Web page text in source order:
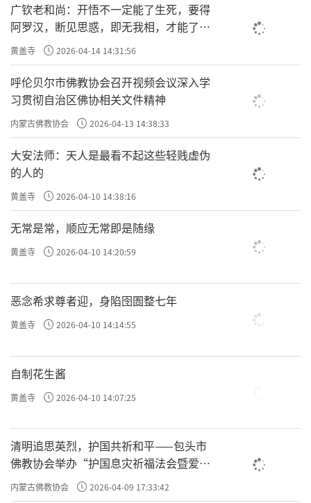
广钦老和尚：开悟不一定能了生死，要得
阿罗汉，断见思惑，即无我相，才能了生
死
黄盖寺 2026-04-14 14:31:56
呼伦贝尔市佛教协会召开视频会议深入学
习贯彻自治区佛协相关文件精神
内蒙古佛教协会 2026-04-13 14:38:33
大安法师：天人是最看不起这些轻贱虚伪
的人的
黄盖寺 2026-04-10 14:38:16
无常是常，顺应无常即是随缘
黄盖寺 2026-04-10 14:20:59
恶念希求尊者迎，身陷囹圄整七年
黄盖寺 2026-04-10 14:14:55
自制花生酱
黄盖寺 2026-04-10 14:07:25
清明追思英烈，护国共祈和平——包头市
佛教协会举办“护国息灾祈福法会暨爱国
主义电影观影活动”
内蒙古佛教协会 2026-04-09 17:33:42